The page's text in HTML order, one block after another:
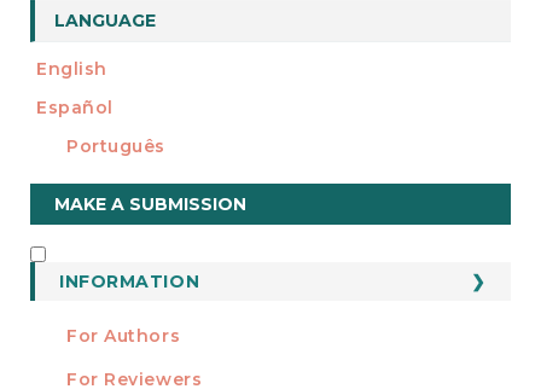
LANGUAGE
English
Español
Português
Make
a
Submission
MAKE A SUBMISSION
INFORMATION
For Authors
For Reviewers